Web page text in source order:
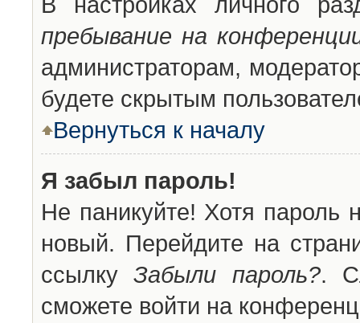
пребывание на
администраторам,
будете скрытым
Вернуться к началу
Я забыл пароль!
Не паникуйте! Хотя пароль
новый. Перейдите на
ссылкуЗабыли пароль?.
сможете войти на